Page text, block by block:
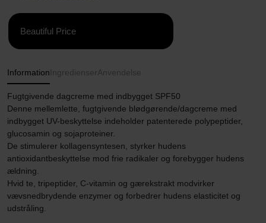
Beautiful Price
Information Ingredienser Anvendelse
Fugtgivende dagcreme med indbygget SPF50
Denne mellemlette, fugtgivende blødgørende/dagcreme med
indbygget UV-beskyttelse indeholder patenterede polypeptider,
glucosamin og sojaproteiner.
De stimulerer kollagensyntesen, styrker hudens
antioxidantbeskyttelse mod frie radikaler og forebygger hudens
ældning.
Hvid te, tripeptider, C-vitamin og gærekstrakt modvirker
vævsnedbrydende enzymer og forbedrer hudens elasticitet og
udstråling.